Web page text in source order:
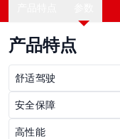
产品特点
舒适驾驶
安全保障
高性能